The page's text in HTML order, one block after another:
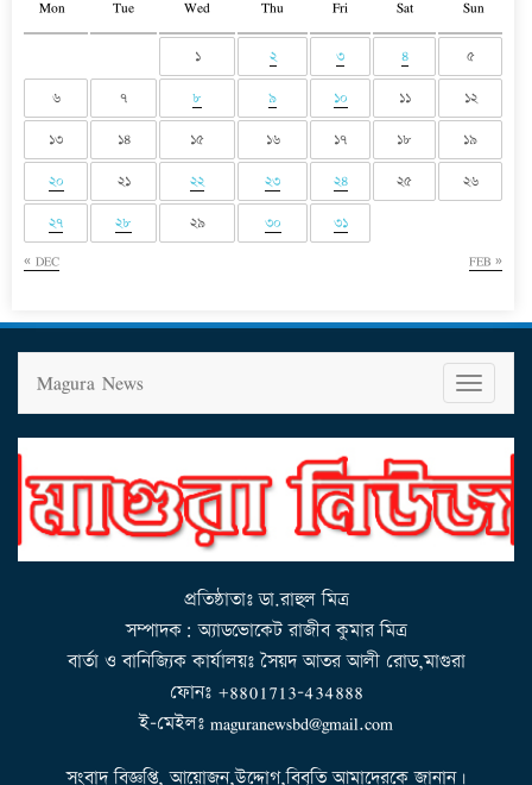
Mon Tue Wed Thu Fri Sat Sun
« DEC FEB »
১ ২ ৩ ৪ ৫
৬ ৭ ৮ ৯ ১০ ১১ ১২
১৩ ১৪ ১৫ ১৬ ১৭ ১৮ ১৯
২০ ২১ ২২ ২৩ ২৪ ২৫ ২৬
২৭ ২৮ ২৯ ৩০ ৩১
T
o
g
g
l
n
g
a
t
i
o
n
Magura News
প্রতিষ্ঠাতাঃ ডা.রাহুল মিত্র
সম্পাদক: অ্যাডভোকেট রাজীব কুমার মিত্র
বার্তা ও বানিজ্যিক কার্যালয়ঃ সৈয়দ আতর আলী রোড,মাগুরা
ফোনঃ +8801713-434888
ই-মেইলঃ maguranewsbd@gmail.com
সংবাদ বিজ্ঞপ্তি, আয়োজন,উদ্দোগ,বিবৃতি আমাদেরকে জানান।